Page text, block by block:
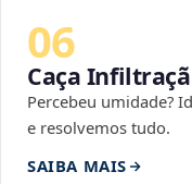
06
Caça
Percebeu umidade?
e resolvemos tudo.
SAIBA MAIS